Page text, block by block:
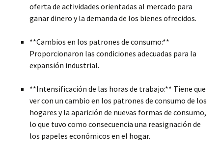
oferta de actividades orientadas al mercado para
ganar dinero y la demanda de los bienes ofrecidos.
**Cambios en los patrones de consumo:**
Proporcionaron las condiciones adecuadas para la
expansión industrial.
**Intensificación de las horas de trabajo:** Tiene que
ver con un cambio en los patrones de consumo de los
hogares y la aparición de nuevas formas de consumo,
lo que tuvo como consecuencia una reasignación de
los papeles económicos en el hogar.